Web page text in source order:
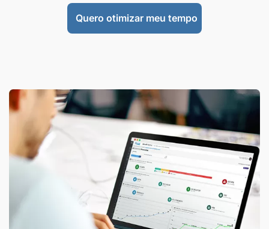
Quero otimizar meu tempo